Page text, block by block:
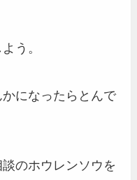
う。
になったらとんで
のホウレンソウを